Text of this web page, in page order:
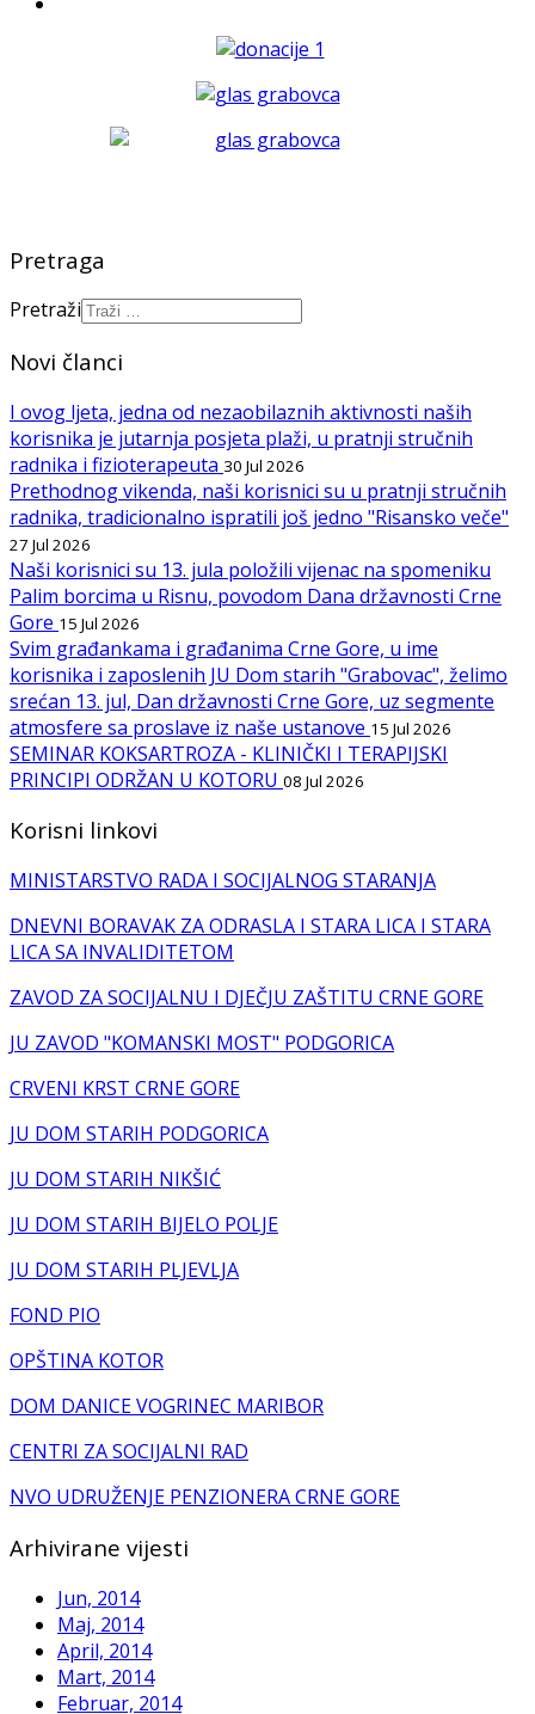
Pretraga
Pretraži
Novi članci
I ovog ljeta, jedna od nezaobilaznih aktivnosti naših
korisnika je jutarnja posjeta plaži, u pratnji stručnih
radnika i fizioterapeuta 30 Jul 2026
Prethodnog vikenda, naši korisnici su u pratnji stručnih
radnika, tradicionalno ispratili još jedno "Risansko veče"
27 Jul 2026
Naši korisnici su 13. jula položili vijenac na spomeniku
Palim borcima u Risnu, povodom Dana državnosti Crne
Gore 15 Jul 2026
Svim građankama i građanima Crne Gore, u ime
korisnika i zaposlenih JU Dom starih "Grabovac", želimo
srećan 13. jul, Dan državnosti Crne Gore, uz segmente
atmosfere sa proslave iz naše ustanove 15 Jul 2026
SEMINAR KOKSARTROZA - KLINIČKI I TERAPIJSKI
PRINCIPI ODRŽAN U KOTORU 08 Jul 2026
Korisni linkovi
MINISTARSTVO RADA I SOCIJALNOG STARANJA
DNEVNI BORAVAK ZA ODRASLA I STARA LICA I STARA
LICA SA INVALIDITETOM
ZAVOD ZA SOCIJALNU I DJEČJU ZAŠTITU CRNE GORE
JU ZAVOD "KOMANSKI MOST" PODGORICA
CRVENI KRST CRNE GORE
JU DOM STARIH PODGORICA
JU DOM STARIH NIKŠIĆ
JU DOM STARIH BIJELO POLJE
JU DOM STARIH PLJEVLJA
FOND PIO
OPŠTINA KOTOR
DOM DANICE VOGRINEC MARIBOR
CENTRI ZA SOCIJALNI RAD
NVO UDRUŽENJE PENZIONERA CRNE GORE
Arhivirane vijesti
Jun, 2014
Maj, 2014
April, 2014
Mart, 2014
Februar, 2014